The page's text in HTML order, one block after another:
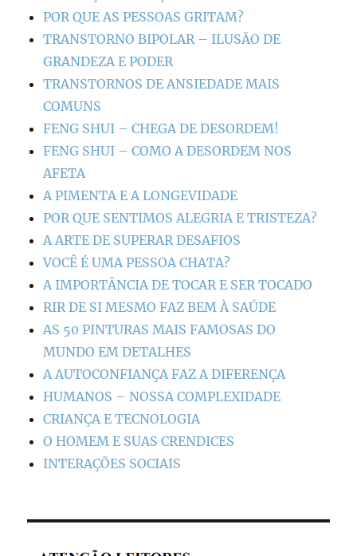
POR QUE AS PESSOAS GRITAM?
TRANSTORNO BIPOLAR – ILUSÃO DE
GRANDEZA E PODER
TRANSTORNOS DE ANSIEDADE MAIS
COMUNS
FENG SHUI – CHEGA DE DESORDEM!
FENG SHUI – COMO A DESORDEM NOS
AFETA
A PIMENTA E A LONGEVIDADE
POR QUE SENTIMOS ALEGRIA E TRISTEZA?
A ARTE DE SUPERAR DESAFIOS
VOCÊ É UMA PESSOA CHATA?
A IMPORTÂNCIA DE TOCAR E SER TOCADO
RIR DE SI MESMO FAZ BEM À SAÚDE
AS 50 PINTURAS MAIS FAMOSAS DO
MUNDO EM DETALHES
A AUTOCONFIANÇA FAZ A DIFERENÇA
HUMANOS – NOSSA COMPLEXIDADE
CRIANÇA E TECNOLOGIA
O HOMEM E SUAS CRENDICES
INTERAÇÕES SOCIAIS